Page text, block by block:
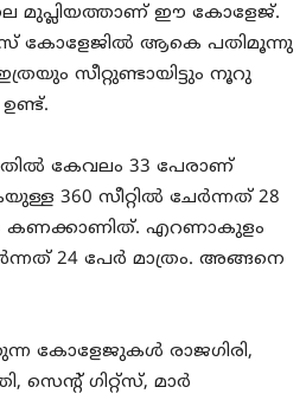
മുപ്ലിയത്താണ് ഈ കോളേജ്.
കോളേജിൽ ആകെ പതിമൂന്നു
സീറ്റുണ്ടായിട്ടും നൂറു
കേവലം 33 പേരാണ്
360 സീറ്റിൽ ചേർന്നത് 28
കണക്കാണിത്. എറണാകുളം
24 പേർ മാത്രം. അങ്ങനെ
കോളേജുകൾ രാജഗിരി,
സെന്റ് ഗിറ്റ്സ്, മാർ